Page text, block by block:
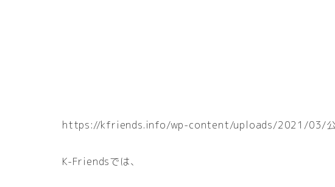
https://kfriends.info/wp-content/uploads/2021/03/公
K-Friendsでは、